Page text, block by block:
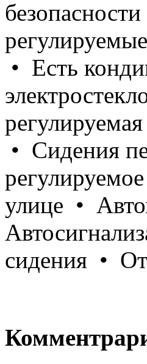
• Есть
• Сидения
улице •
сидения •